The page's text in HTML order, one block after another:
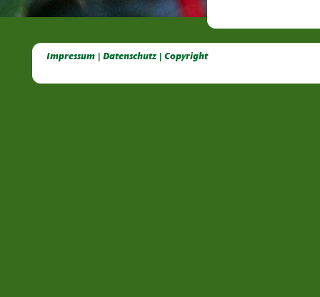
Impressum | Datenschutz | Copyright